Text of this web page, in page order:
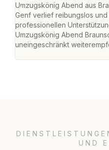
Umzugskönig Abend aus
Genf verlief reibungslos
professionellen
Umzugskönig Abend
uneingeschränkt
UND